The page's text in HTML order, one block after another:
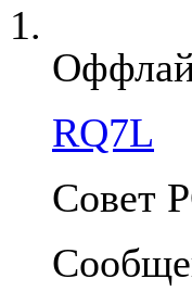
RQ7L
Совет